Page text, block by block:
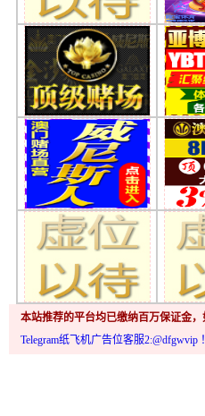
本站推荐的平台均已缴纳百万保证金
Telegram纸飞机广告位客服2:@dfgwvip